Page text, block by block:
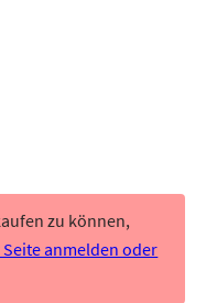
zu können,
anmelden oder